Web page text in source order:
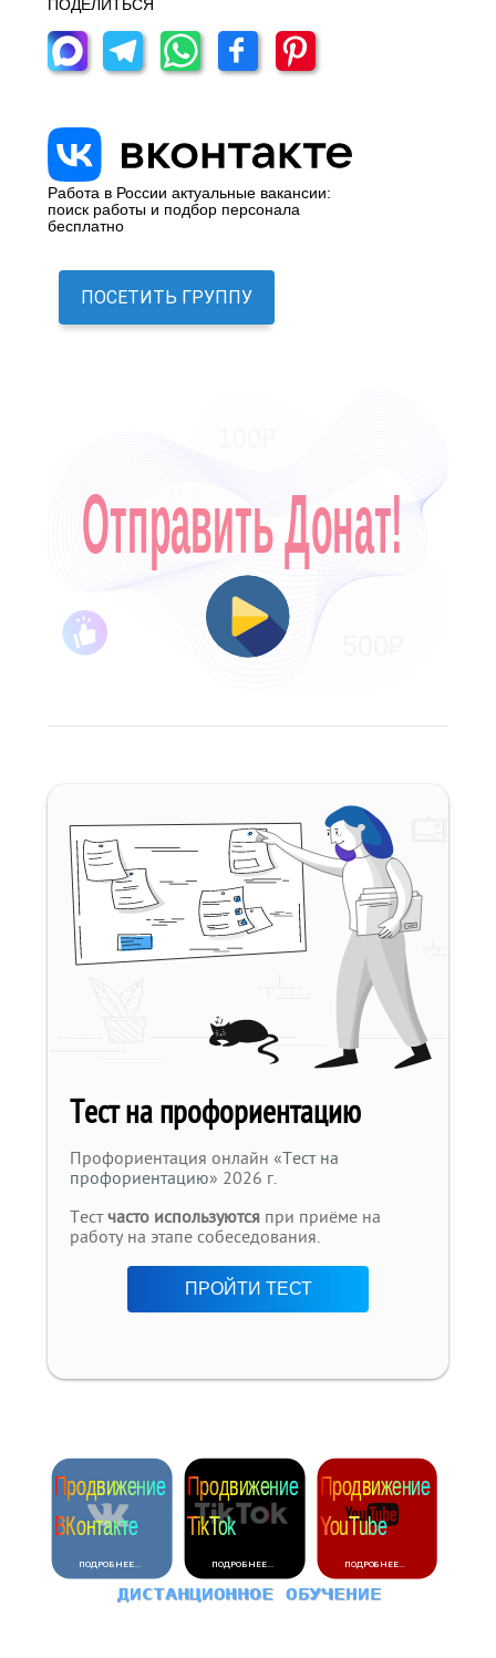
ПОДЕЛИТЬСЯ
Работа в России актуальные вакансии:
поиск работы и подбор персонала
бесплатно
ПОСЕТИТЬ ГРУППУ
Тест на профориентацию
Профориентация онлайн «Тест на
профориентацию» 2026 г.
Тестчасто используются при приёме на
работу на этапе собеседования.
ПРОЙТИ ТЕСТ